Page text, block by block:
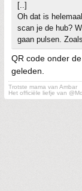
[..]
Oh dat is
scan je de hub?
gaan pulsen.
QR code onder
geleden.
Trotste mama van Ambar
Het officiële liefje van